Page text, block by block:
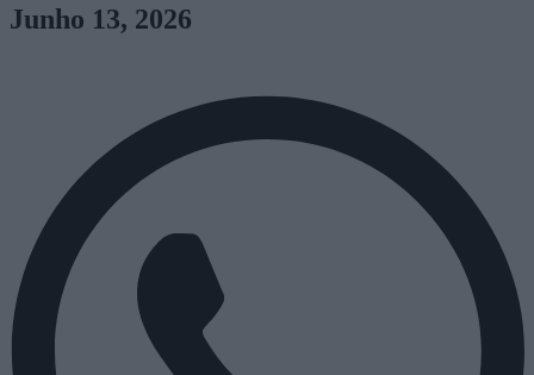
Junho 13, 2026